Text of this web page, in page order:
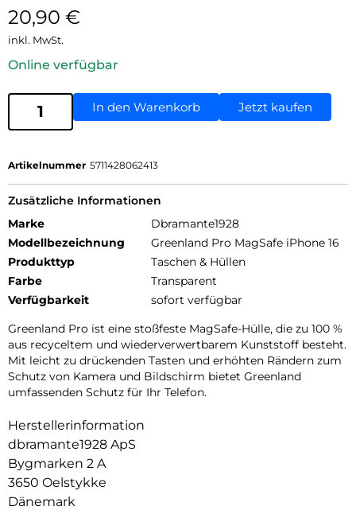
20,90 €
inkl. MwSt.
Online verfügbar
In den Warenkorb Jetzt kaufen
Artikelnummer 5711428062413
Zusätzliche Informationen
Marke
Dbramante1928
Modellbezeichnung
Greenland Pro MagSafe iPhone 16
Produkttyp
Taschen & Hüllen
Farbe
Transparent
Verfügbarkeit
sofort verfügbar
Greenland Pro ist eine stoßfeste MagSafe-Hülle, die zu 100 %
aus recyceltem und wiederverwertbarem Kunststoff besteht.
Mit leicht zu drückenden Tasten und erhöhten Rändern zum
Schutz von Kamera und Bildschirm bietet Greenland
umfassenden Schutz für Ihr Telefon.
Herstellerinformation
dbramante1928 ApS
Bygmarken 2 A
3650 Oelstykke
Dänemark